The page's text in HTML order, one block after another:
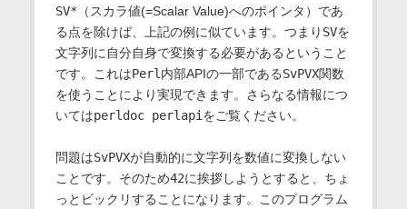
SV* （スカラ値(=Scalar Value)へのポインタ）であ
る点を除けば、上記の例に似ています。つまり SVを
文字列に自分自身で変換する必要があるということ
です。これはPerl内部APIの一部であるSvPVX関数
を使うことにより実現できます。さらなる情報につ
いてはperldoc perlapiをご覧ください。
問題はSvPVXが自動的に文字列を数値に変換しない
ことです。そのため42に挨拶しようとすると、ちょ
っとビックリすることになります。このプログラム